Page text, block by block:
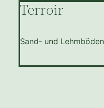
Terroir
Sand- und Lehmböden